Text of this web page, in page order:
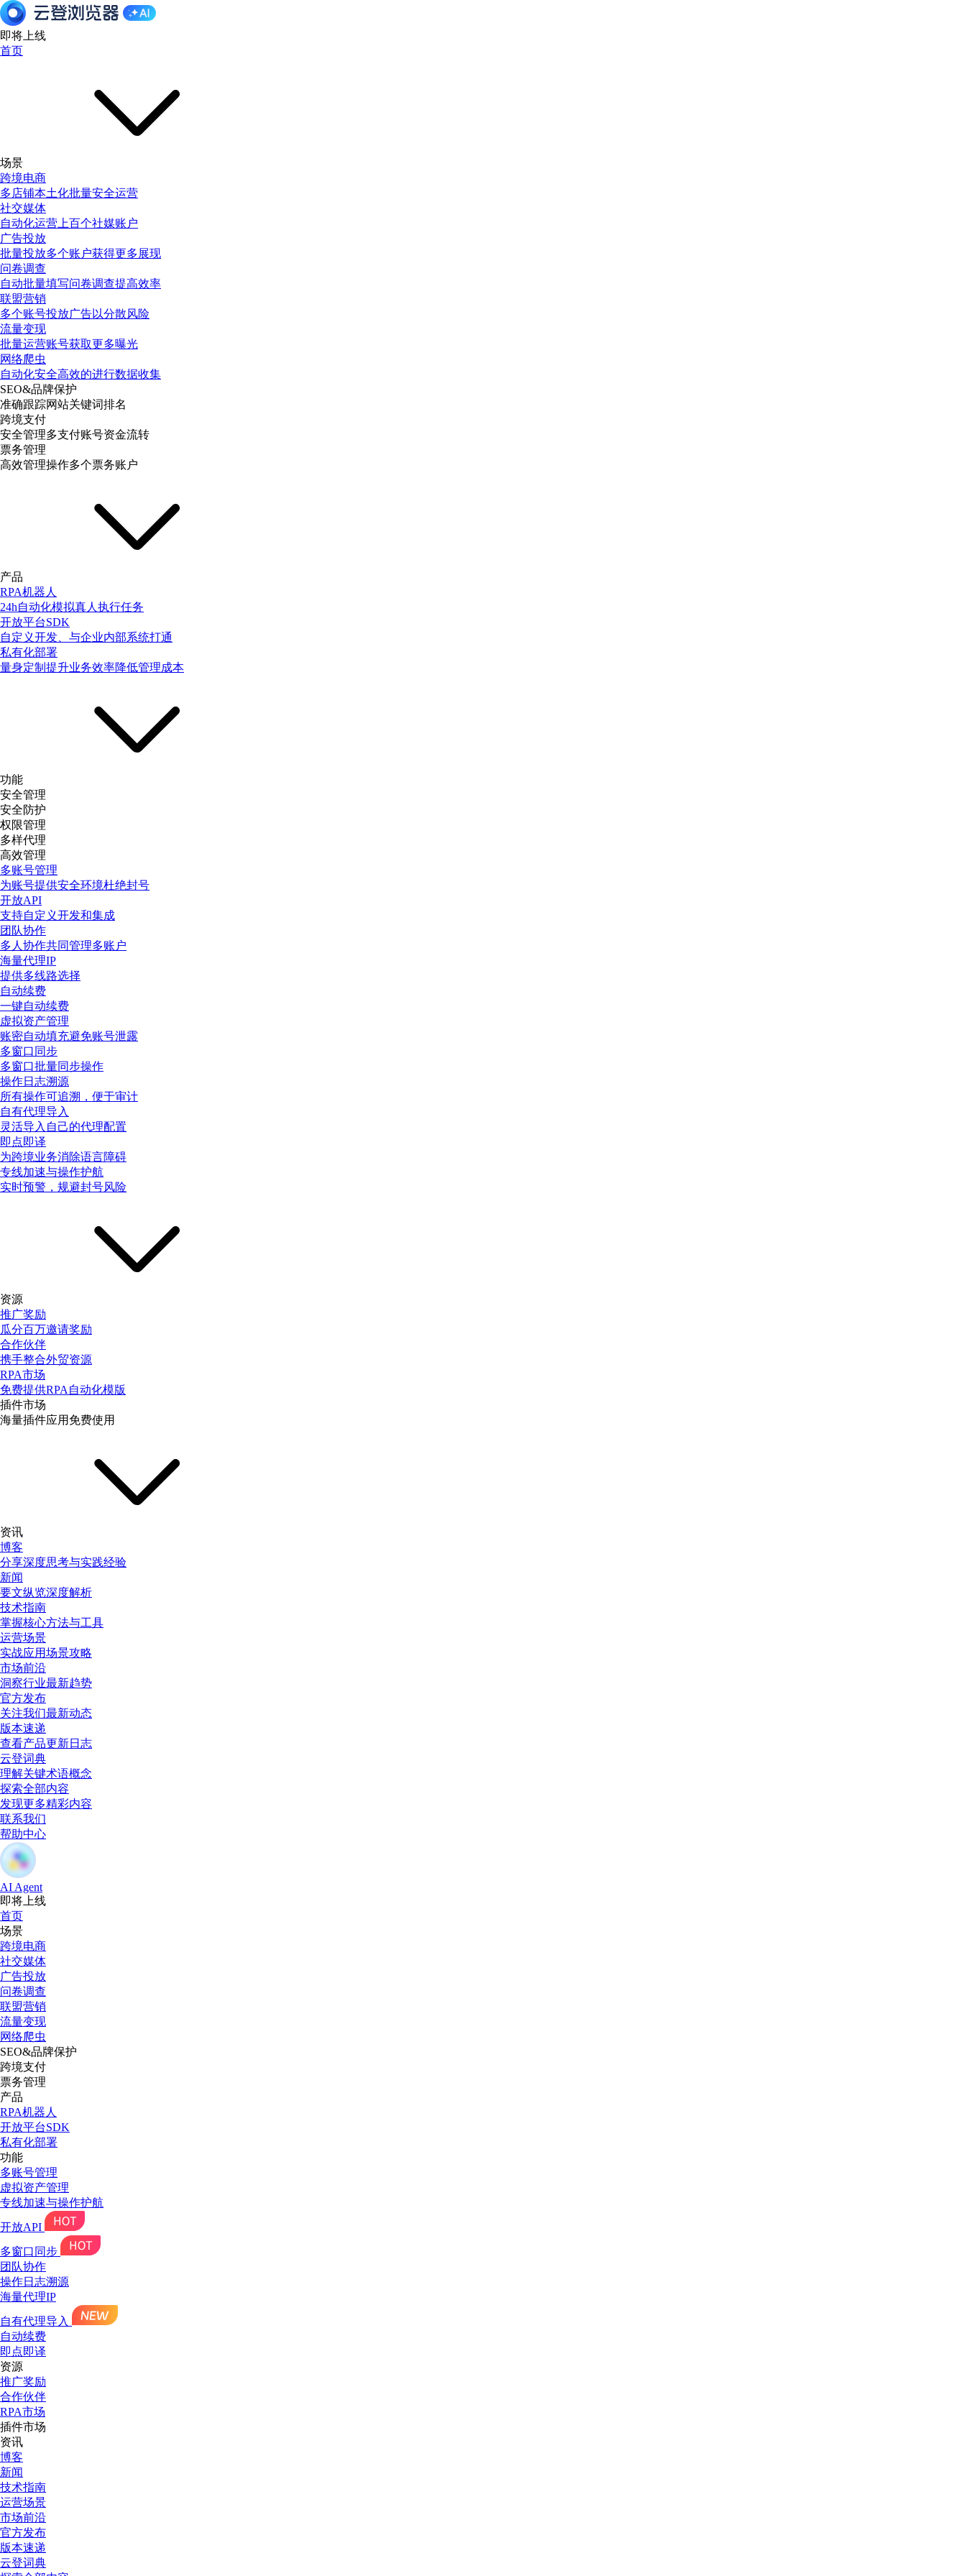
即将上线
首页
场景
跨境电商
多店铺本土化批量安全运营
社交媒体
自动化运营上百个社媒账户
广告投放
批量投放多个账户获得更多展现
问卷调查
自动批量填写问卷调查提高效率
联盟营销
多个账号投放广告以分散风险
流量变现
批量运营账号获取更多曝光
网络爬虫
自动化安全高效的进行数据收集
SEO&品牌保护
准确跟踪网站关键词排名
跨境支付
安全管理多支付账号资金流转
票务管理
高效管理操作多个票务账户
产品
RPA机器人
24h自动化模拟真人执行任务
开放平台SDK
自定义开发、与企业内部系统打通
私有化部署
量身定制提升业务效率降低管理成本
功能
安全管理
安全防护
权限管理
多样代理
高效管理
多账号管理
为账号提供安全环境杜绝封号
开放API
支持自定义开发和集成
团队协作
多人协作共同管理多账户
海量代理IP
提供多线路选择
自动续费
一键自动续费
虚拟资产管理
账密自动填充避免账号泄露
多窗口同步
多窗口批量同步操作
操作日志溯源
所有操作可追溯，便于审计
自有代理导入
灵活导入自己的代理配置
即点即译
为跨境业务消除语言障碍
专线加速与操作护航
实时预警，规避封号风险
资源
推广奖励
瓜分百万邀请奖励
合作伙伴
携手整合外贸资源
RPA市场
免费提供RPA自动化模版
插件市场
海量插件应用免费使用
资讯
博客
分享深度思考与实践经验
新闻
要文纵览深度解析
技术指南
掌握核心方法与工具
运营场景
实战应用场景攻略
市场前沿
洞察行业最新趋势
官方发布
关注我们最新动态
版本速递
查看产品更新日志
云登词典
理解关键术语概念
探索全部内容
发现更多精彩内容
联系我们
帮助中心
AI Agent
即将上线
首页
场景
跨境电商
社交媒体
广告投放
问卷调查
联盟营销
流量变现
网络爬虫
SEO&品牌保护
跨境支付
票务管理
产品
RPA机器人
开放平台SDK
私有化部署
功能
多账号管理
虚拟资产管理
专线加速与操作护航
开放API
多窗口同步
团队协作
操作日志溯源
海量代理IP
自有代理导入
自动续费
即点即译
资源
推广奖励
合作伙伴
RPA市场
插件市场
资讯
博客
新闻
技术指南
运营场景
市场前沿
官方发布
版本速递
云登词典